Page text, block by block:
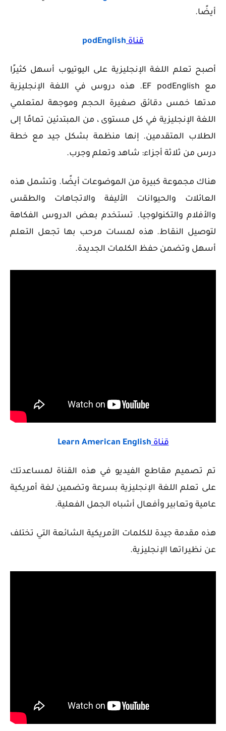
أيضًا.
قناة podEnglish
أصبح تعلم اللغة الإنجليزية على اليوتيوب أسهل كثيرًا
مع EF podEnglish. هذه دروس في اللغة الإنجليزية
مدتها خمس دقائق صغيرة الحجم وموجهة لمتعلمي
اللغة الإنجليزية في كل مستوى ، من المبتدئين تمامًا إلى
الطلاب المتقدمين. إنها منظمة بشكل جيد مع خطة
درس من ثلاثة أجزاء: شاهد وتعلم وجرب.
هناك مجموعة كبيرة من الموضوعات أيضًا. وتشمل هذه
العائلات والحيوانات الأليفة والاتجاهات والطقس
والأفلام والتكنولوجيا. تستخدم بعض الدروس الفكاهة
لتوصيل النقاط. هذه لمسات مرحب بها تجعل التعلم
أسهل وتضمن حفظ الكلمات الجديدة.
قناة Learn American English
تم تصميم مقاطع الفيديو في هذه القناة لمساعدتك
على تعلم اللغة الإنجليزية بسرعة وتضمين لغة أمريكية
عامية وتعابير وأفعال أشباه الجمل الفعلية.
هذه مقدمة جيدة للكلمات الأمريكية الشائعة التي تختلف
عن نظيراتها الإنجليزية.